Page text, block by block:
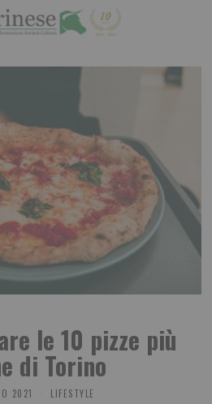
le 10 pizze più
di Torino
2021 LIFESTYLE